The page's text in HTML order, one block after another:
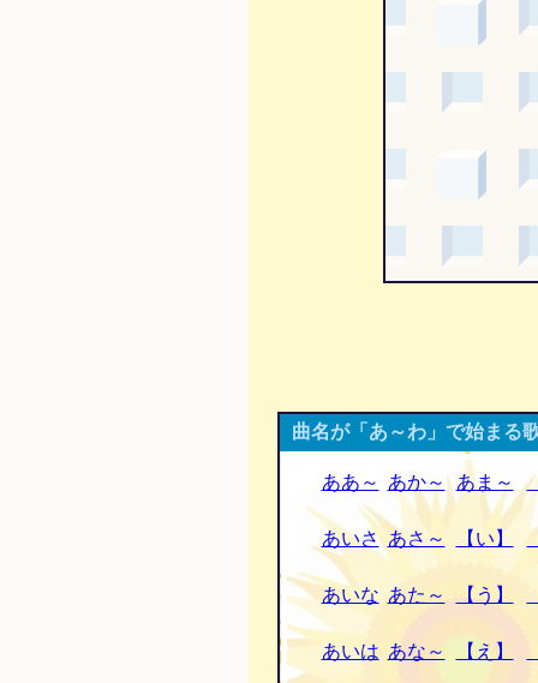
曲名が「あ～わ」で始まる
ああ～ あか～ あま～
あいさ あさ～ 【い】
あいな あた～ 【う】
あいは あな～ 【え】